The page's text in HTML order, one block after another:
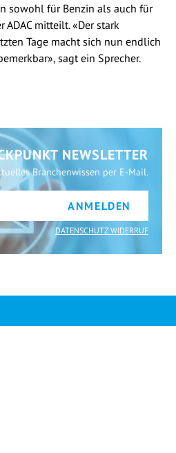
sowohl für Benzin als auch für
mitteilt. «Der stark
Tage macht sich nun endlich
sagt ein Sprecher.
NEWSLETTER
Branchenwissen per E-Mail.
ANMELDEN
DATENSCHUTZ WIDERRUF